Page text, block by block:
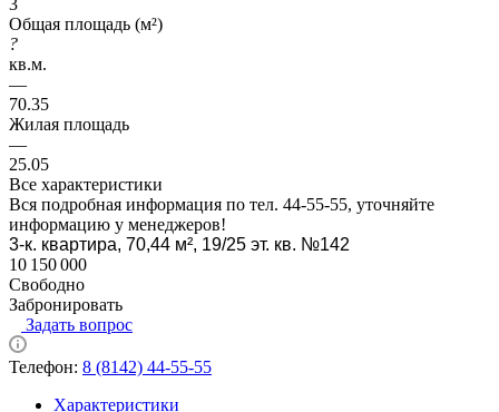
Общая площадь (м²)
?
кв.м.
—
70.35
Жилая площадь
—
25.05
Все характеристики
Вся подробная информация по тел. 44-55-55, уточняйте
информацию у менеджеров!
3-к. квартира, 70,44 м², 19/25 эт. кв. №142
10 150 000
Свободно
Забронировать
Задать вопрос
Телефон: 8 (8142) 44-55-55
Характеристики